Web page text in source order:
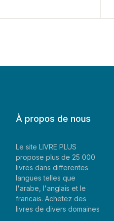
À propos de nous
Le site LIVRE PLUS
propose plus de 25 000
livres dans differentes
langues telles que
l'arabe, l'anglais et le
francais. Achetez des
livres de divers domaines